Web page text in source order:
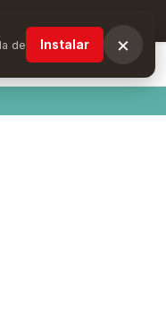
exclusivas
de
Instalar ×